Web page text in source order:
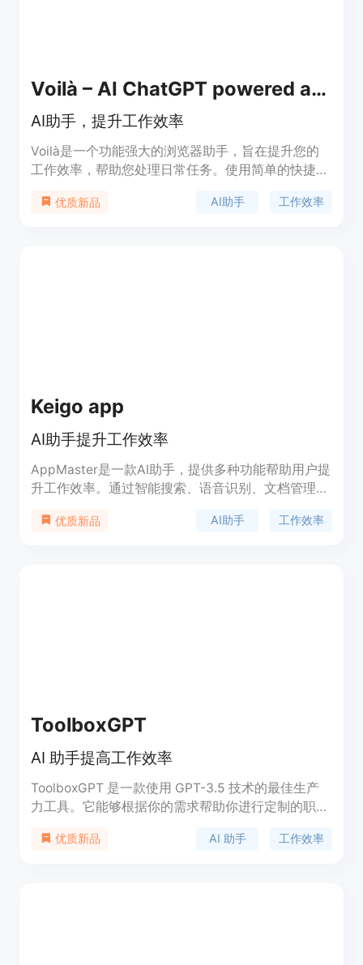
Voilà – AI ChatGPT powered assistant
AI助手，提升工作效率
Voilà是一个功能强大的浏览器助手，旨在提升您的
工作效率，帮助您处理日常任务。使用简单的快捷键
的内容。适用于各种场景，包括回答问题、撰写电子
优质新品 AI助手 工作效率
Keigo app
AI助手提升工作效率
AppMaster是一款AI助手，提供多种功能帮助用户提
升工作效率。通过智能搜索、语音识别、文档管理等
率。AppMaster定价灵活，提供免费和付费版本，适
优质新品 AI助手 工作效率
ToolboxGPT
AI 助手提高工作效率
ToolboxGPT 是一款使用 GPT-3.5 技术的最佳生产
力工具。它能够根据你的需求帮助你进行定制的职位
AI 提示等。它的功能强大、简单易用，定价合理，适
优质新品 AI 助手 工作效率